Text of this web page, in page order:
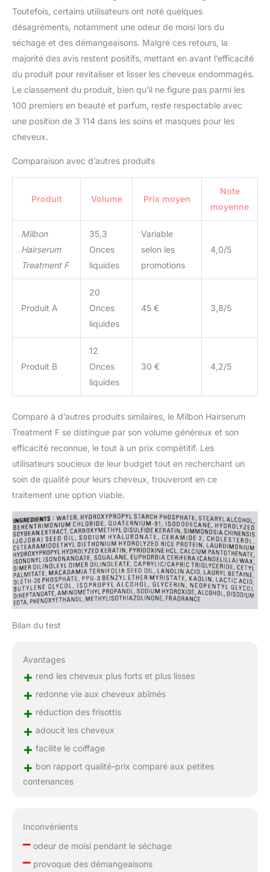
Toutefois, certains utilisateurs ont noté quelques
désagréments, notamment une odeur de moisi lors du
séchage et des démangeaisons. Malgré ces retours, la
majorité des avis restent positifs, mettant en avant l’efficacité
du produit pour revitaliser et lisser les cheveux endommagés.
Le classement du produit, bien qu’il ne figure pas parmi les
100 premiers en beauté et parfum, reste respectable avec
une position de 3 114 dans les soins et masques pour les
cheveux.
Comparaison avec d’autres produits
Produit Volume Prix moyen
Note
moyenne
Milbon
Hairserum
Treatment F
35,3
Onces
liquides
Variable
selon les
promotions
4,0/5
Produit A
20
Onces
liquides
45 € 3,8/5
Produit B
12
Onces
liquides
30 € 4,2/5
Comparé à d’autres produits similaires, le Milbon Hairserum
Treatment F se distingue par son volume généreux et son
efficacité reconnue, le tout à un prix compétitif. Les
utilisateurs soucieux de leur budget tout en recherchant un
soin de qualité pour leurs cheveux, trouveront en ce
traitement une option viable.
Bilan du test
Avantages
+ rend les cheveux plus forts et plus lisses
+ redonne vie aux cheveux abîmés
+ réduction des frisottis
+ adoucit les cheveux
+ facilite le coiffage
+ bon rapport qualité-prix comparé aux petites
contenances
Inconvénients
–odeur de moisi pendant le séchage
–provoque des démangeaisons